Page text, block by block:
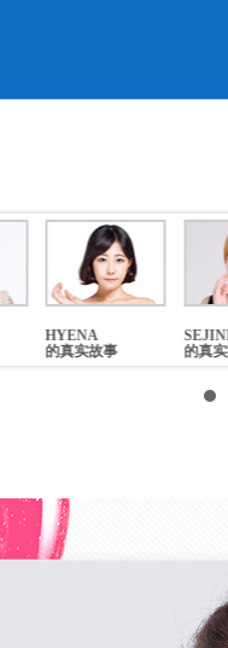
SEJINN
的真实故事
최별이
的真